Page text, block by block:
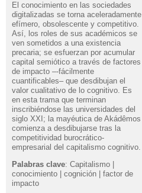
El conocimiento en las sociedades
digitalizadas se torna aceleradamente
efímero, obsolescente y competitivo.
Así, los roles de sus académicos se
ven sometidos a una existencia
precaria; se esfuerzan por acumular
capital semiótico a través de factores
de impacto –-fácilmente
cuantificables– que desdibujan el
valor cualitativo de lo cognitivo. Es
en esta trama que terminan
inscribiéndose las universidades del
siglo XXI; la mayéutica de Akádêmos
comienza a desdibujarse tras la
competitividad burocrático-
empresarial del capitalismo cognitivo.
Palabras clave: Capitalismo |
conocimiento | cognición | factor de
impacto